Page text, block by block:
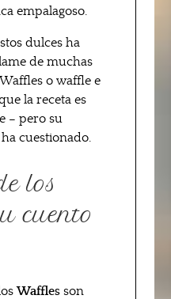
empalagoso.
dulces ha
de muchas
o waffle e
la receta es
– pero su
cuestionado.
los
cuento
Waffles son